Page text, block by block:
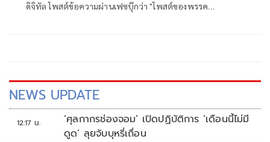
ดิจิทัล โพสต์ข้อความผ่านเฟซบุ๊กว่า "โพสต์ของพรรค
NEWS UPDATE
12:17 น.
‘ศุลกากรช่องจอม’ เปิดปฏิบัติการ ‘เดือนนี้ไม่มี
ดูด’ ลุยจับบุหรี่เถื่อน